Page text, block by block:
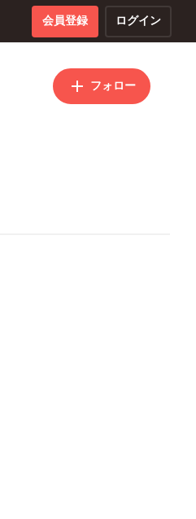
会員登録 ログイン
フォロー